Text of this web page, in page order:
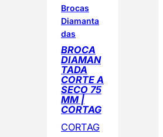
o
p
o
r
p
o
p
u
l
Brocas
Diamanta
das
BROCA
DIAMAN
TADA
CORTE A
SECO 75
MM |
CORTAG
CORTAG